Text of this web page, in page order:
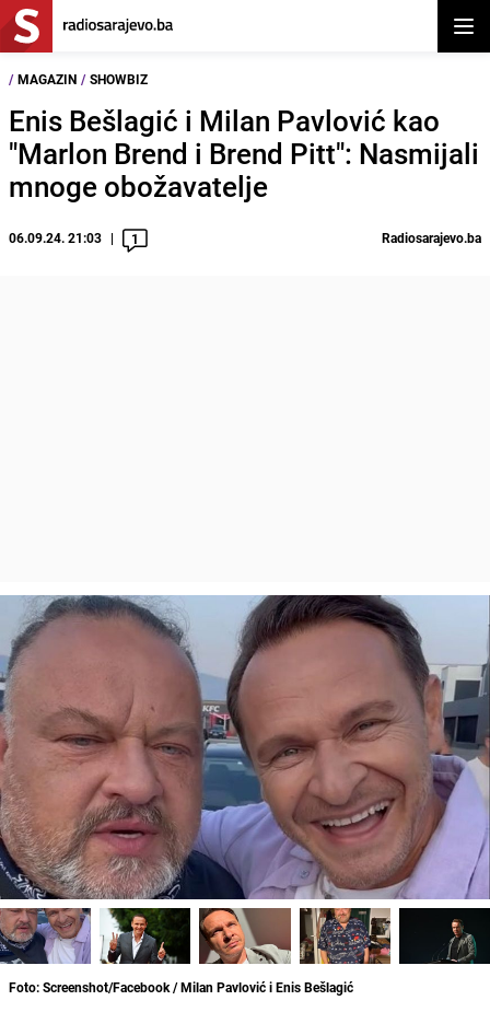
/ MAGAZIN / SHOWBIZ
Enis Bešlagić i Milan Pavlović kao
"Marlon Brend i Brend Pitt": Nasmijali
mnoge obožavatelje
06.09.24. 21:03 1 Radiosarajevo.ba
Foto: Screenshot/Facebook / Milan Pavlović i Enis Bešlagić